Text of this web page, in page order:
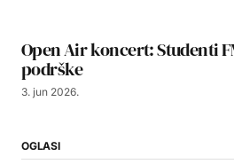
Open Air koncert: Studenti
podrške
3. jun 2026.
OGLASI